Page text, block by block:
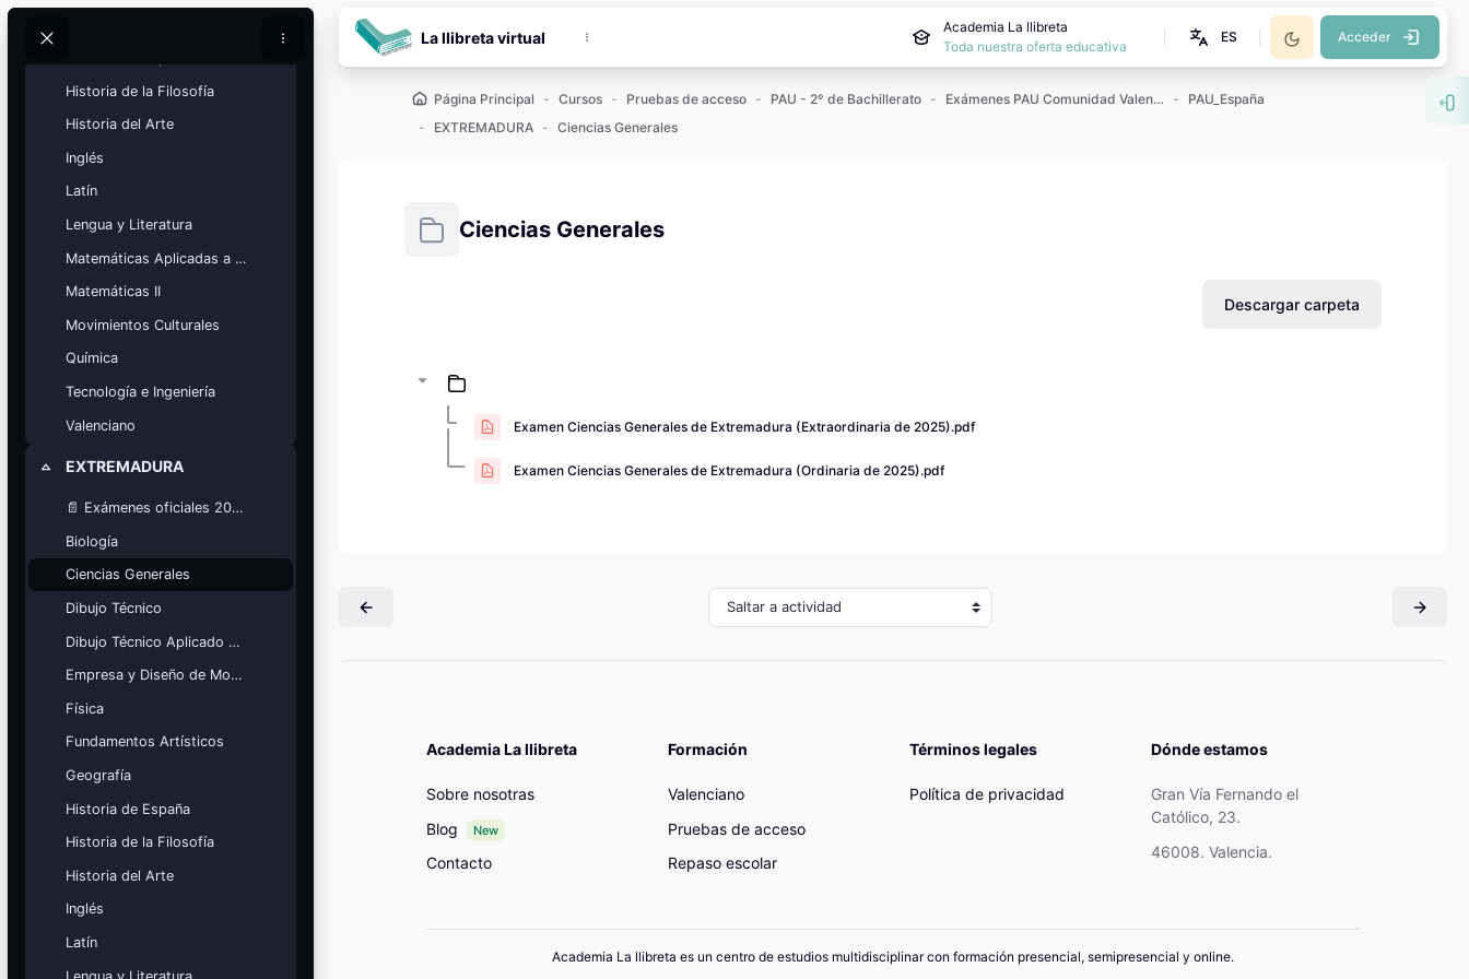
Buscar
BloquesCalendario
académico
clave.
Ver calendario
Mis cursos
¡Nos GUSTA lo que hacemos y se
NOTA!
Bloques
Historia de la Filosofía
Historia del Arte
Inglés
Latín
Lengua y Literatura
Matemáticas Aplicadas a las Ciencias Sociales
Matemáticas II
Movimientos Culturales
Química
Tecnología e Ingeniería
Valenciano
Colapsar
EXTREMADURA
📄 Exámenes oficiales 2025
Biología
Ciencias Generales
Dibujo Técnico
Dibujo Técnico Aplicado a las Artes
Empresa y Diseño de Modelos de Negocio
Física
Fundamentos Artísticos
Geografía
Historia de España
Historia de la Filosofía
Historia del Arte
Inglés
Latín
La llibreta virtual
Academia La llibreta
Toda nuestra oferta educativa
ES Acceder
Página Principal Cursos Pruebas de acceso PAU - 2º de Bachillerato Exámenes PAU Comunidad Valenciana
PAU_España
EXTREMADURA
Ciencias Generales
Ciencias Generales
Descargar carpeta
Examen Ciencias Generales de Extremadura (Extraordinaria de 2025).pdf
Examen Ciencias Generales de Extremadura (Ordinaria de 2025).pdf
Saltar a actividad
Academia La llibreta
Sobre nosotras
Blog
New
Contacto
Formación
Valenciano
Pruebas de acceso
Repaso escolar
Términos legales
Política de privacidad
Dónde estamos
Gran Vía Fernando el
Católico, 23.
46008. Valencia.
Academia La llibreta es un centro de estudios multidisciplinar con formación presencial, semipresencial y online.